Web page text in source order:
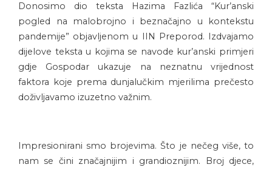
Donosimo dio teksta Hazima Fazlića “Kur’anski
pogled na malobrojno i beznačajno u kontekstu
pandemije” objavljenom u IIN Preporod. Izdvajamo
dijelove teksta u kojima se navode kur’anski primjeri
gdje Gospodar ukazuje na neznatnu vrijednost
faktora koje prema dunjalučkim mjerilima prečesto
doživljavamo izuzetno važnim.
Impresionirani smo brojevima. Što je nečeg više, to
nam se čini značajnijim i grandioznijim. Broj djece,